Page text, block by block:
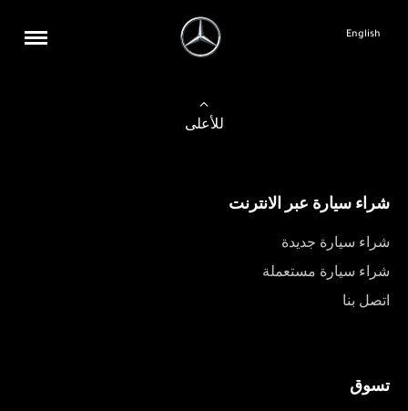
English
للأعلى
شراء سيارة عبر الانترنت
شراء سيارة جديدة
شراء سيارة مستعملة
اتصل بنا
تسوق